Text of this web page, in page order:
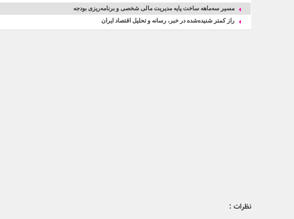
مسیر سه‌ماهه ساخت پایه مدیریت مالی شخصی و برنامه‌ریزی بودجه
راز کمتر شنیده‌شده در خبر، رسانه و تحلیل اقتصاد ایران
نظرات :